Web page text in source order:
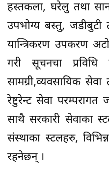
हस्तकला, घरेलु तथा
उपभोग्य बस्तु, जडीबुटी
यान्त्रिकरण उपकरण
गरी सूचनचा प्रविधि
सामग्री,व्यवसायिक
रेष्टुरेन्ट सेवा परम्परागत
साथै सरकारी सेवाका
संस्थाका स्टलहरु,
रहनेछन् ।